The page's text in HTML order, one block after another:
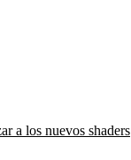
a los nuevos shaders